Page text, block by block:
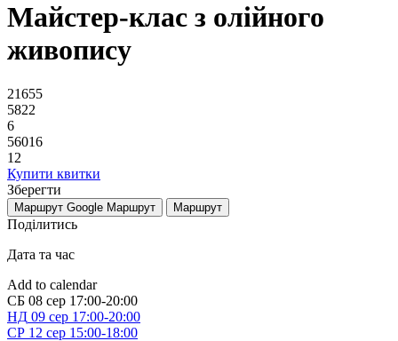
Майстер-клас з олійного
живопису
21655
5822
6
56016
12
Купити квитки
Зберегти
Маршрут Google Маршрут Маршрут
Поділитись
Дата та час
Add to calendar
СБ 08 сер 17:00-20:00
НД 09 сер 17:00-20:00
СР 12 сер 15:00-18:00